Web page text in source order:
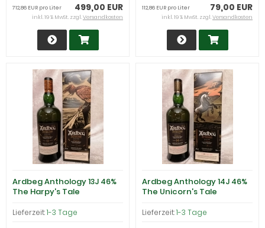
499,00 EUR
712,86 EUR pro Liter
inkl. 19 % MwSt. zzgl.Versandkosten
79,00 EUR
112,86 EUR pro Liter
inkl. 19 % MwSt. zzgl.Versandkosten
Ardbeg Anthology 13J 46%
The Harpy's Tale
Lieferzeit:1-3 Tage
Ardbeg Anthology 14J 46%
The Unicorn's Tale
Lieferzeit:1-3 Tage